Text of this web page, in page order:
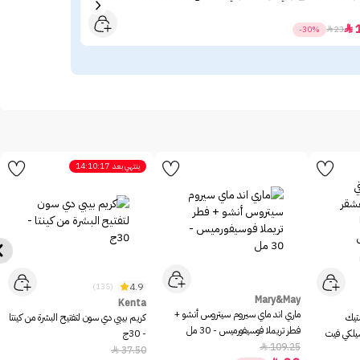

23

-30%
فيت
Mary&May
ماري اند ماي سيروم سيتروس أنشو +
فطر تريملا فوسيفورميس - 30 مل
109.25

ينتهي بعد 14:10:17
4.9
(135)
Kenta
كريم بيبي دي سون لتفتيح البشرة من كينتا
- 30ج
37.50
